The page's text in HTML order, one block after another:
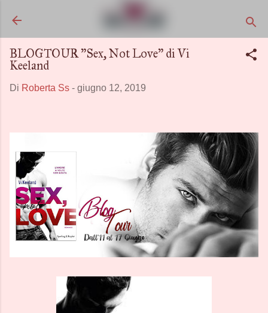
BLOGTOUR "Sex, Not Love" di Vi
Keeland
Di Roberta Ss - giugno 12, 2019